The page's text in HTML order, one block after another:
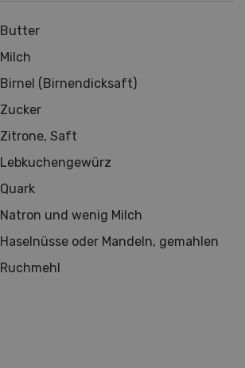
Butter
Milch
Birnel (Birnendicksaft)
Zucker
Zitrone, Saft
Lebkuchengewürz
Quark
Natron und wenig Milch
Haselnüsse oder Mandeln, gemahlen
Ruchmehl